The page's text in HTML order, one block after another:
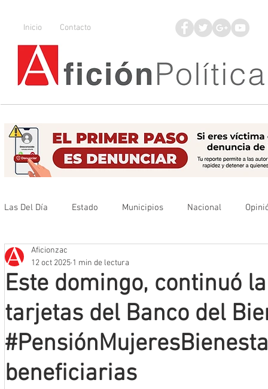
Inicio Contacto
Las Del Día Estado Municipios Nacional
Que no se olvide
Mineros LNBP
Este domingo, continuó
tarjetas del Banco del
beneficiarias
Aficionzac
12 oct 2025 1 min de lectura